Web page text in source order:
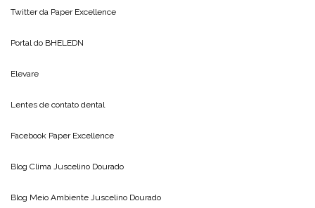
Twitter da Paper Excellence
Portal do BHELEDN
Elevare
Lentes de contato dental
Facebook Paper Excellence
Blog Clima Juscelino Dourado
Blog Meio Ambiente Juscelino Dourado